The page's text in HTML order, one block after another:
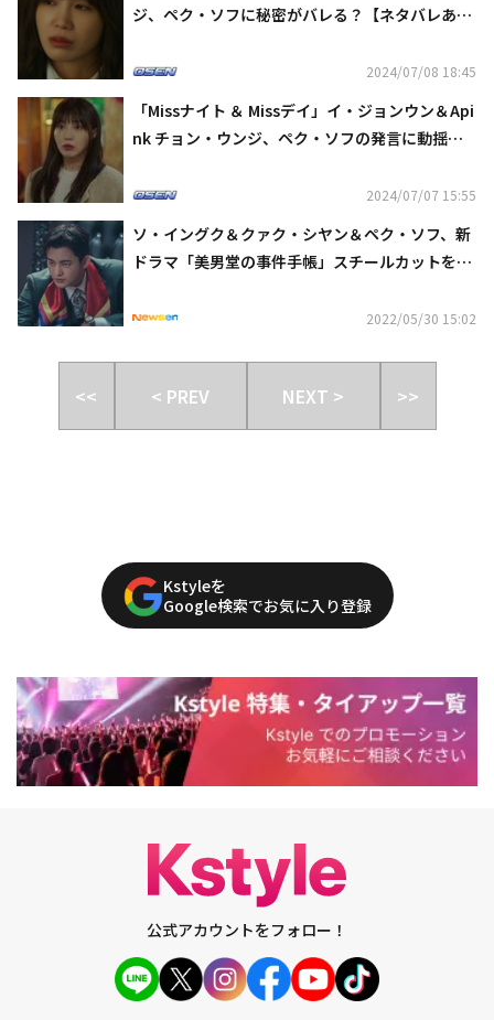
ジ、ペク・ソフに秘密がバレる？【ネタバレあ
2024/07/08 18:45
「Missナイト ＆ Missデイ」イ・ジョンウン＆Api
nk チョン・ウンジ、ペク・ソフの発言に動揺
2024/07/07 15:55
ソ・イングク＆クァク・シヤン＆ペク・ソフ、新
ドラマ「美男堂の事件手帳」スチールカットを公
2022/05/30 15:02
<< < PREV NEXT > >>
Kstyleを
Google検索でお気に入り登録
公式アカウントをフォロー！